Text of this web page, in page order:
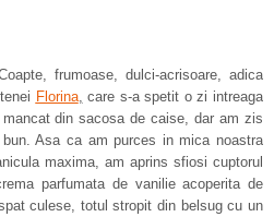
frumoase, dulci-acrisoare, adica
Florina, care s-a spetit o zi intreaga
din sacosa de caise, dar am zis
Asa ca am purces in mica noastra
maxima, am aprins sfiosi cuptorul
parfumata de vanilie acoperita de
culese, totul stropit din belsug cu un